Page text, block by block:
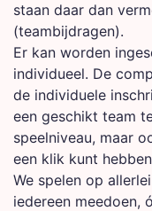
staan daar dan
(teambijdragen).
Er kan worden
individueel. De
de individuele
een geschikt team
speelniveau, maar
een klik kunt
We spelen op
iedereen meedoen,